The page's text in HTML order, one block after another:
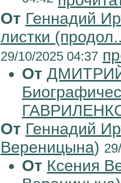
От Геннадий
листки
29/10/2025 04:37
От
От Геннадий
Вереницына)
От Ксения